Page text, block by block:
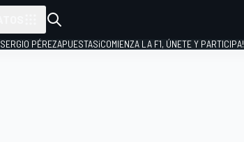
SERGIO PÉREZAPUESTAS¡COMIENZA LA F1, ÚNETE Y PARTICIPA!